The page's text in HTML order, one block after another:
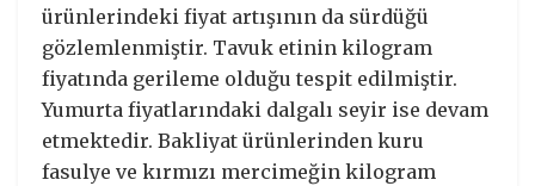
ürünlerindeki fiyat artışının da sürdüğü
gözlemlenmiştir. Tavuk etinin kilogram
fiyatında gerileme olduğu tespit edilmiştir.
Yumurta fiyatlarındaki dalgalı seyir ise devam
etmektedir. Bakliyat ürünlerinden kuru
fasulye ve kırmızı mercimeğin kilogram